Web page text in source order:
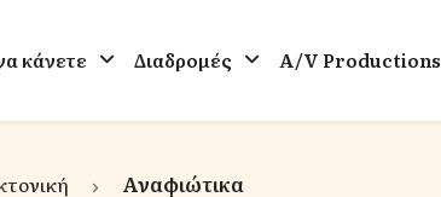
κάνετε Διαδρομές A/V Productions
Αναφιώτικα